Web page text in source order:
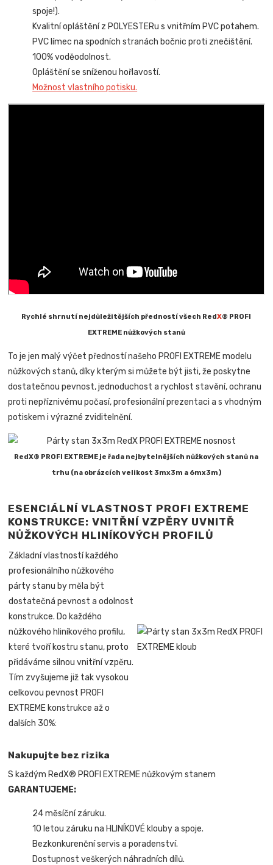
spoje!).
Kvalitní opláštění z POLYESTERu s vnitřním PVC potahem.
PVC límec na spodních stranách bočnic proti znečištění.
100% voděodolnost.
Opláštění se sníženou hořlavostí.
Možnost vlastního potisku.
Rychlé shrnutí nejdůležitějších předností všech RedX® PROFI
EXTREME nůžkových stanů
To je jen malý výčet předností našeho PROFI EXTREME modelu
nůžkových stanů, díky kterým si můžete být jisti, že poskytne
dostatečnou pevnost, jednoduchost a rychlost stavění, ochranu
proti nepříznivému počasí, profesionální prezentaci a s vhodným
potiskem i výrazné zviditelnění.
RedX® PROFI EXTREME je řada nejbytelnějších nůžkových stanů na
trhu (na obrázcích velikost 3mx3m a 6mx3m)
ESENCIÁLNÍ VLASTNOST PROFI EXTREME
KONSTRUKCE: VNITŘNÍ VZPĚRY UVNITŘ
NŮŽKOVÝCH HLINÍKOVÝCH PROFILŮ
Základní vlastností každého
profesionálního nůžkového
párty stanu by měla být
dostatečná pevnost a odolnost
konstrukce. Do každého
nůžkového hliníkového profilu,
které tvoří kostru stanu, proto
přidáváme silnou vnitřní vzpěru.
Tím zvyšujeme již tak vysokou
celkovou pevnost PROFI
EXTREME konstrukce až o
dalších 30%:
Nakupujte bez rizika
S každým RedX® PROFI EXTREME nůžkovým stanem
GARANTUJEME:
24 měsíční záruku.
10 letou záruku na HLINÍKOVÉ klouby a spoje.
Bezkonkurenční servis a poradenství.
Dostupnost veškerých náhradních dílů.